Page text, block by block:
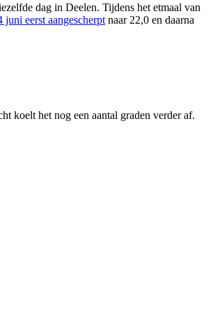
dag in Deelen. Tijdens het etmaal van
juni eerst aangescherpt naar 22,0 en daarna
koelt het nog een aantal graden verder af.